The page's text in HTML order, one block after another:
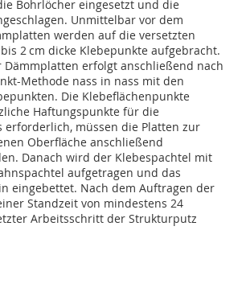
Bohrlöcher eingesetzt und die
Unmittelbar vor dem
werden auf die versetzten
2 cm dicke Klebepunkte aufgebracht.
Dämmplatten erfolgt anschließend nach
Methode nass in nass mit den
Die Klebeflächenpunkte
Haftungspunkte für die
erforderlich, müssen die Platten zur
Oberfläche anschließend
Danach wird der Klebespachtel mit
aufgetragen und das
eingebettet. Nach dem Auftragen der
Standzeit von mindestens 24
Arbeitsschritt der Strukturputz